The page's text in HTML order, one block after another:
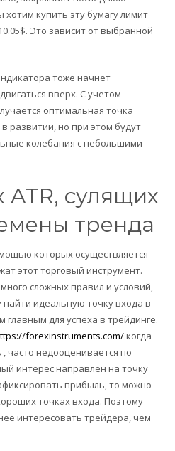
купить эту бумагу лимит
Это зависит от выбранной
тоже начнет
вверх. С учетом
оптимальная точка
развитии, но при этом будут
колебания с небольшими
сулящих
тренда
которых осуществляется
этот торговый инструмент.
сложных правил и условий,
идеальную точку входа в
главным для успеха в трейдинге.
forexinstruments.com/когда
часто недооценивается по
интерес направлен на точку
прибыль, то можно
точках входа. Поэтому
интересовать трейдера, чем